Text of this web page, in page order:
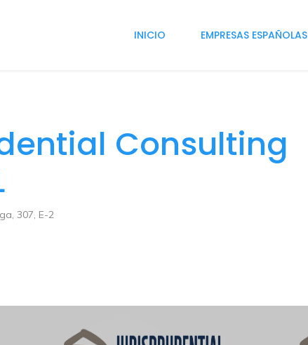
INICIO EMPRESAS ESPAÑOLAS
Consulting
307, E-2